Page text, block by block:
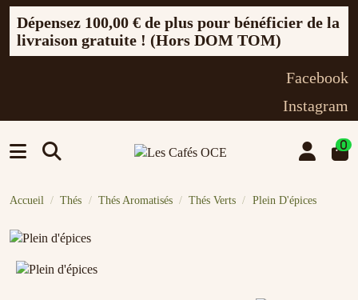
Dépensez 100,00 € de plus pour bénéficier de la
livraison gratuite ! (Hors DOM TOM)
Facebook
Instagram
0
Accueil Thés Thés Aromatisés Thés Verts Plein D'épices